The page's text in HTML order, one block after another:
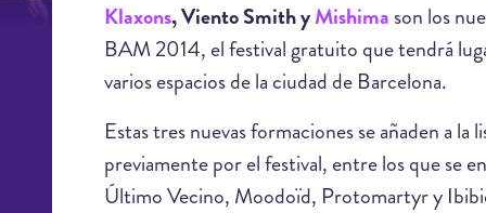
Klaxons, Viento Smith yMishima son los
BAM 2014, el festival gratuito que tendrá
varios espacios de la ciudad de Barcelona.
Estas tres nuevas formaciones se añaden a la
previamente por el festival, entre los que se
Último Vecino, Moodoïd, Protomartyr y